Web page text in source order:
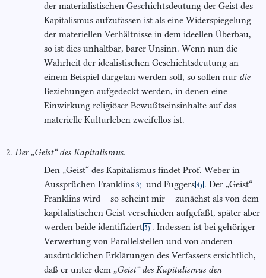
der materialistischen Geschichtsdeutung der Geist des
Kapitalismus aufzufassen ist als eine Widerspiegelung
der materiellen Verhältnisse in dem ideellen Überbau,
so ist dies unhaltbar, barer Unsinn. Wenn nun die
Wahrheit der idealistischen Geschichtsdeutung an
einem Beispiel dargetan werden soll, so sollen nur die
Beziehungen aufgedeckt werden, in denen eine
Einwirkung religiöser Bewußtseinsinhalte auf das
materielle Kulturleben zweifellos ist.
2. Der „Geist“ des Kapitalismus.
Den „Geist“ des Kapitalismus findet Prof. Weber in
Aussprüchen Franklins 3) und Fuggers 4) . Der „Geist“
Franklins wird – so scheint mir – zunächst als von dem
kapitalistischen Geist verschieden aufgefaßt, später aber
werden beide identifiziert 5) . Indessen ist bei gehöriger
Verwertung von Parallelstellen und von anderen
ausdrücklichen Erklärungen des Verfassers ersichtlich,
daß er unter dem „Geist“ des Kapitalismus den